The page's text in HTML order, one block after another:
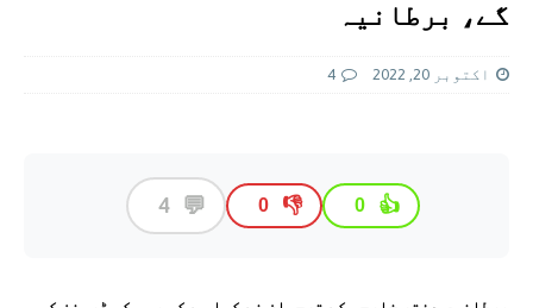
گے، برطانیہ
اکتوبر 20, 2022 4
👍
0
👎
0
💬
4